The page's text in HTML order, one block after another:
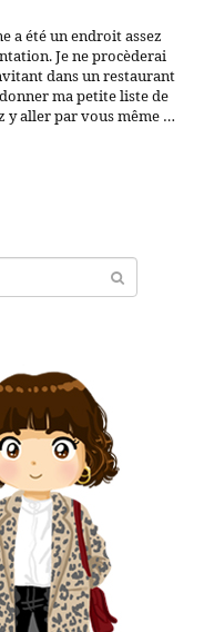
a été un endroit assez
Je ne procèderai
dans un restaurant
ma petite liste de
y aller par vous même …